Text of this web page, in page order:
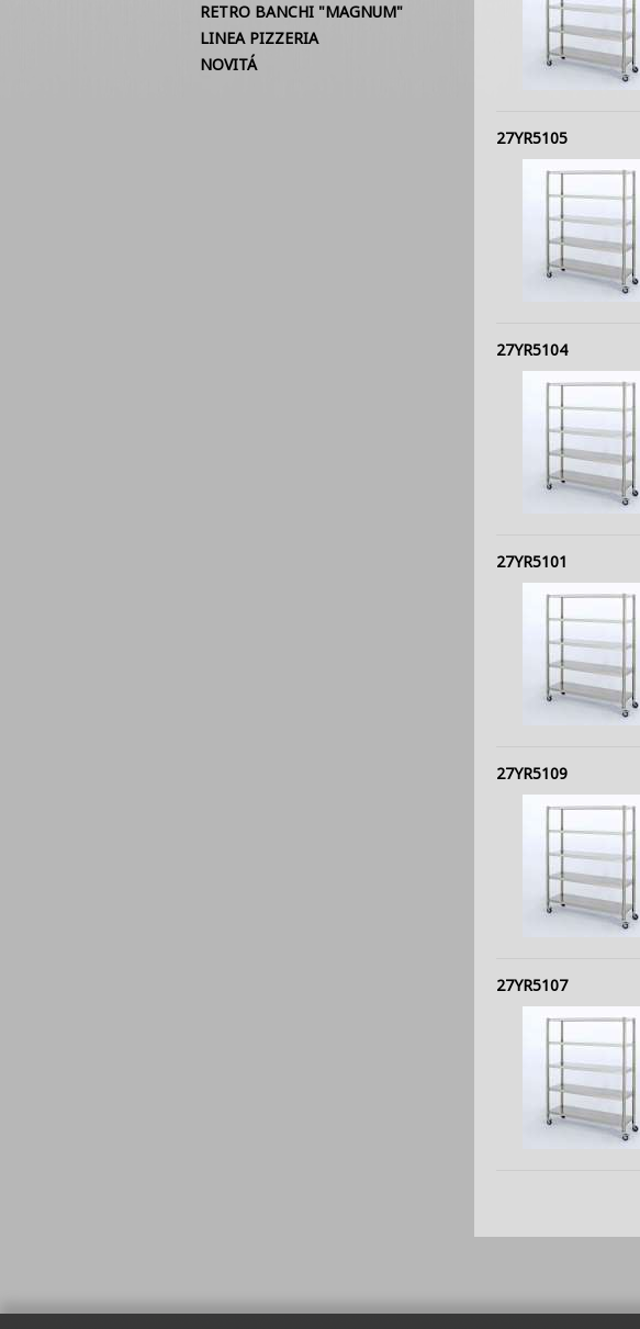
27YR5105
27YR5104
27YR5101
27YR5109
27YR5107
RETRO BANCHI "MAGNUM"
LINEA PIZZERIA
NOVITÁ